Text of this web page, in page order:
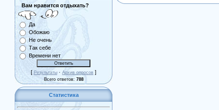
Вам нравится отдыхать?
Да
Обожаю
Не очень
Так себе
Времени нет
[ Результаты · Архив опросов ]
Всего ответов: 788
Статистика